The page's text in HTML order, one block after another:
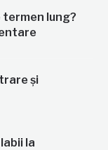
lung?
și
la